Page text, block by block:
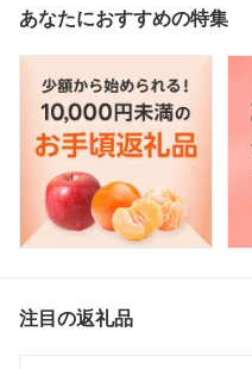
あなたにおすすめの特集
注目の返礼品